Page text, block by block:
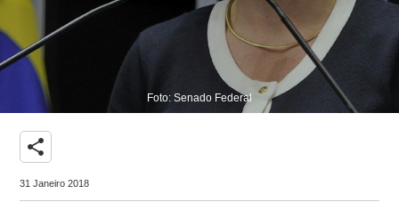
Foto: Senado Federal
share
31 Janeiro 2018